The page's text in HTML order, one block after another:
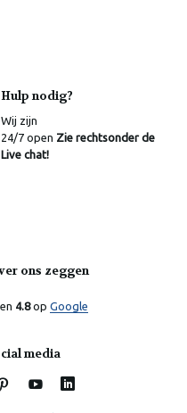
Hulp nodig?
Wij zijn
24/7 open Zie rechtsonder de
Live chat!
ons zeggen
4.8op Google
media